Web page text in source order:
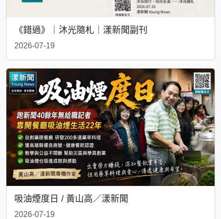
《錯過》｜沐光隨札｜漾新聞副刊
2026-07-19
吸油煙度日 / 黃山高／漾新聞
2026-07-19